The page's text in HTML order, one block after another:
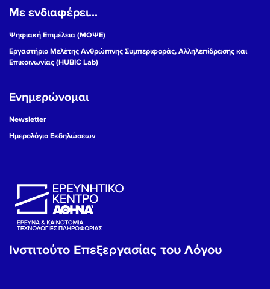
Με ενδιαφέρει...
Ψηφιακή Επιμέλεια (ΜΟΨΕ)
Εργαστήριο Μελέτης Ανθρώπινης Συμπεριφοράς, Αλληλεπίδρασης και
Επικοινωνίας (HUBIC Lab)
Ενημερώνομαι
Newsletter
Ημερολόγιο Εκδηλώσεων
Ινστιτούτο Επεξεργασίας του Λόγου